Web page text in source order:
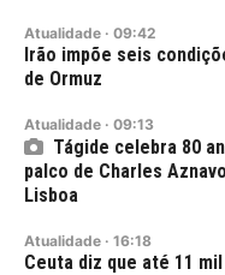
Atualidade · 09:42
Irão impõe seis
de Ormuz
Atualidade · 09:13
Tágide celebra 80
palco de Charles
Lisboa
Atualidade · 16:18
Ceuta diz que até 11